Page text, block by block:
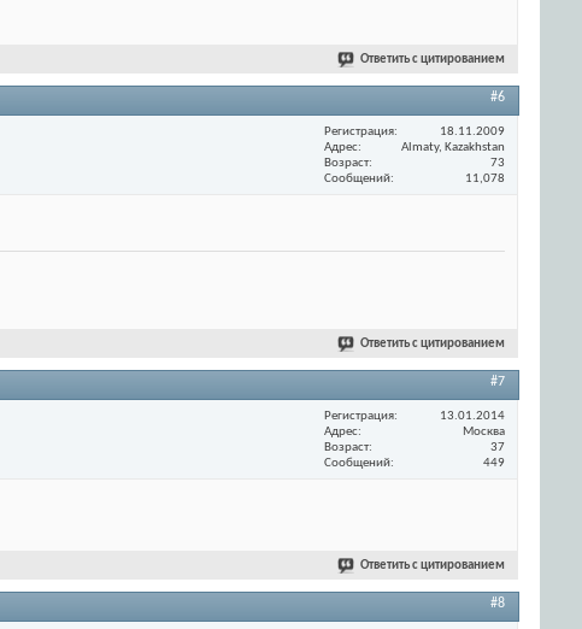
Ответить с цитированием
#6
Регистрация
18.11.2009
Адрес
Almaty, Kazakhstan
Возраст
73
Сообщений
11,078
Ответить с цитированием
#7
Регистрация
13.01.2014
Адрес
Москва
Возраст
37
Сообщений
449
Ответить с цитированием
#8